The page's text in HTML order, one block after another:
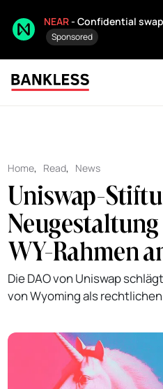
NEAR- Confidential
Sponsored
Home, Read, News
Uniswap-
WY-Rahmen
Die DAO von Uniswap
von Wyoming als